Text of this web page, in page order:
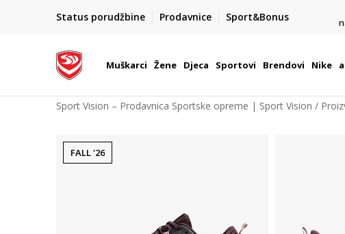
Status porudžbine Prodavnice Sport&Bonus
POZOVITE NAS NA : 055/490-400
Pon-Pet od 9h - 16h
Muškarci Žene Djeca Sportovi Brendovi Nike
Sport Vision – Prodavnica Sportske opreme | Sport Vision
FALL '26